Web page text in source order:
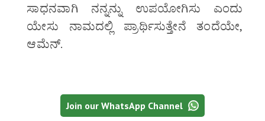
ಸಾಧನವಾಗಿ ನನ್ನನ್ನು ಉಪಯೋಗಿಸು ಎಂದು
ಯೇಸು ನಾಮದಲ್ಲಿ ಪ್ರಾರ್ಥಿಸುತ್ತೇನೆ ತಂದೆಯೇ,
ಆಮೆನ್.
Join our WhatsApp Channel